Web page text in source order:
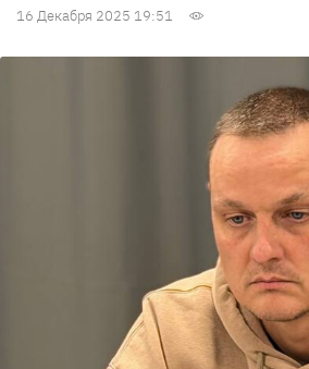
16 Декабря 2025 19:51